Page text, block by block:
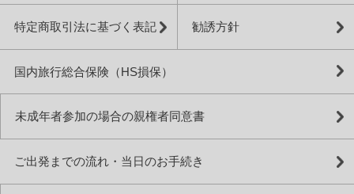
特定商取引法に基づく表記 勧誘方針
国内旅行総合保険（HS損保）
未成年者参加の場合の親権者同意書
ご出発までの流れ・当日のお手続き